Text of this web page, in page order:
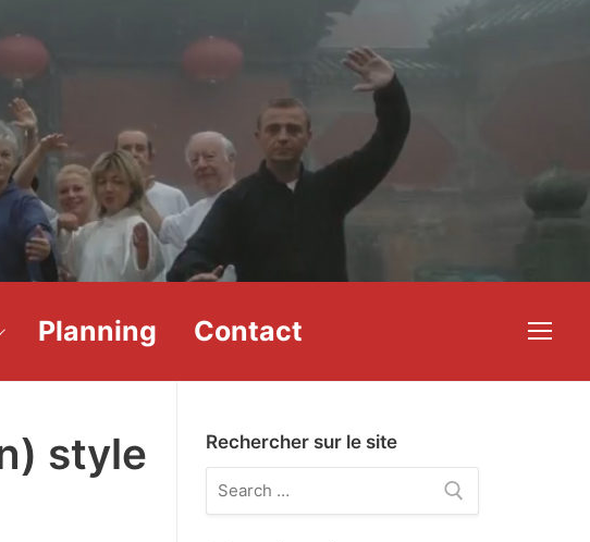
Planning Contact
style
Rechercher sur le site